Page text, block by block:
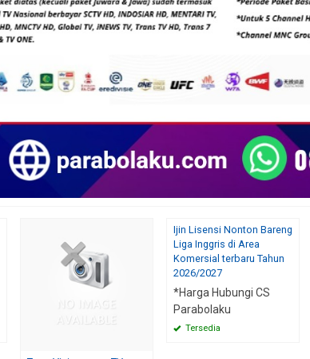
Ijin Lisensi Nonton Bareng
Liga Inggris di Area
Komersial terbaru Tahun
2026/2027
*Harga Hubungi CS
Parabolaku
Tersedia